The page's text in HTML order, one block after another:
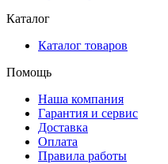
Каталог
Каталог товаров
Помощь
Наша компания
Гарантия и сервис
Доставка
Оплата
Правила работы